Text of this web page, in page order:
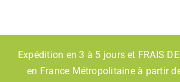
Expédition en 3 à 5 jours et FRAIS DE
en France Métropolitaine à partir